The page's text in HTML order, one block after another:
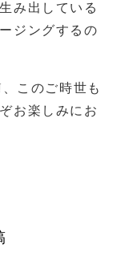
み出している
ジングするの
このご時世も
お楽しみにお